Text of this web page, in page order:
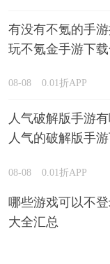
有没有不氪的手
玩不氪金手游下
08-08 0.01折APP
人气破解版手游
人气的破解版手
08-08 0.01折APP
哪些游戏可以不
大全汇总